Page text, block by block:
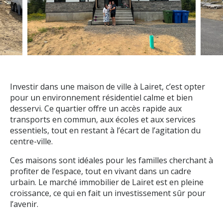
Investir dans une maison de ville à Lairet, c’est opter
pour un environnement résidentiel calme et bien
desservi. Ce quartier offre un accès rapide aux
transports en commun, aux écoles et aux services
essentiels, tout en restant à l’écart de l’agitation du
centre-ville.
Ces maisons sont idéales pour les familles cherchant à
profiter de l’espace, tout en vivant dans un cadre
urbain. Le marché immobilier de Lairet est en pleine
croissance, ce qui en fait un investissement sûr pour
l’avenir.